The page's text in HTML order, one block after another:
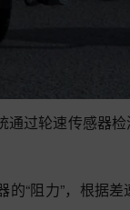
通过轮速传感器
的“阻力”，根据